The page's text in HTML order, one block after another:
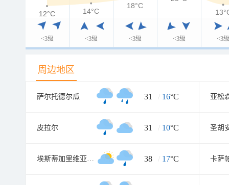
<3级 <3级 <3级 <3级 <3级
12°C
12°C 14°C
18°C
周边地区
萨尔托德尔瓜 31 / 16°C 亚松
皮拉尔 31 / 10°C 圣胡
埃斯蒂加里维亚元帅镇 38 / 17°C 卡萨